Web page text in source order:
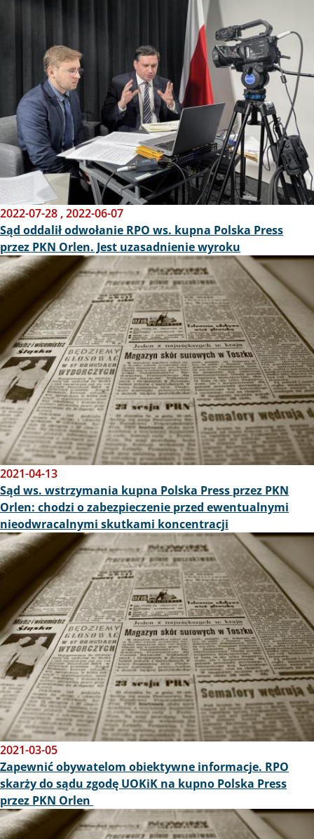
2022-07-28 ,2022-06-07
Sąd oddalił odwołanie RPO ws. kupna Polska Press
przez PKN Orlen. Jest uzasadnienie wyroku
Obraz
2021-04-13
Sąd ws. wstrzymania kupna Polska Press przez PKN
Orlen: chodzi o zabezpieczenie przed ewentualnymi
nieodwracalnymi skutkami koncentracji
Obraz
2021-03-05
Zapewnić obywatelom obiektywne informacje. RPO
skarży do sądu zgodę UOKiK na kupno Polska Press
przez PKN Orlen
Obraz